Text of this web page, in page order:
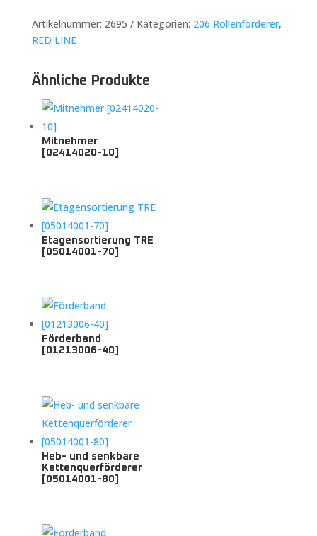
Artikelnummer: 2695 Kategorien: 206 Rollenförderer,
RED LINE
Ähnliche Produkte
Mitnehmer
[02414020-10]
Etagensortierung TRE
[05014001-70]
Förderband
[01213006-40]
Heb- und senkbare
Kettenquerförderer
[05014001-80]